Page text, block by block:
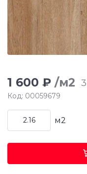
1 600 ₽ /м2
Код: 00059679
м2